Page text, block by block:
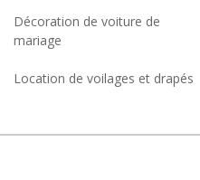
Décoration de voiture de
mariage
Location de voilages et drapés